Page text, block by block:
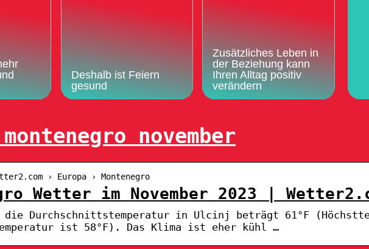
Deshalb ist Feiern
gesund
Zusätzliches Leben in
der Beziehung kann
Ihren Alltag positiv
verändern
november
› Europa › Montenegro
Wetter im November 2023 |
die Durchschnittstemperatur in Ulcinj beträgt 61°F
ist 58°F). Das Klima ist eher kühl …